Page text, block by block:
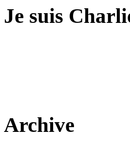
Je suis
Archive